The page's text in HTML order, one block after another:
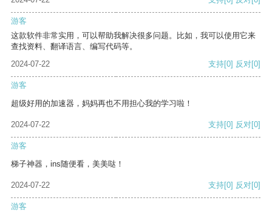
游客
这款软件非常实用，可以帮助我解决很多问题。比如，我可以使用它来
查找资料、翻译语言、编写代码等。
2024-07-22
支持[0] 反对[0]
游客
超级好用的加速器，妈妈再也不用担心我的学习啦！
2024-07-22 支持[0] 反对[0]
游客
梯子神器，ins随便看，美美哒！
2024-07-22 支持[0] 反对[0]
游客